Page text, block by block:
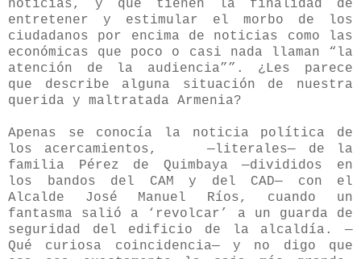
noticias, y que tienen la finalidad de
entretener y estimular el morbo de los
ciudadanos por encima de noticias como las
económicas que poco o casi nada llaman “la
atención de la audiencia””. ¿Les parece
que describe alguna situación de nuestra
querida y maltratada Armenia?
Apenas se conocía la noticia política de
los acercamientos, —literales— de la
familia Pérez de Quimbaya —divididos en
los bandos del CAM y del CAD— con el
Alcalde José Manuel Ríos, cuando un
fantasma salió a ‘revolcar’ a un guarda de
seguridad del edificio de la alcaldía. —
Qué curiosa coincidencia— y no digo que